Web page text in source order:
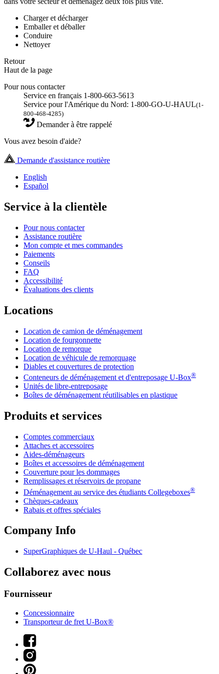
Charger et décharger
Emballer et déballer
Conduire
Nettoyer
Retour
Haut de la page
Pour nous contacter
Service en français 1-800-663-5613
Service pour l'Amérique du Nord: 1-800-GO-U-HAUL(1-
800-468-4285)
Demander à être rappelé
Vous avez besoin d'aide?
Demande d'assistance routière
English
Español
Service à la clientèle
Pour nous contacter
Assistance routière
Mon compte et mes commandes
Paiements
Conseils
FAQ
Accessibilité
Évaluations des clients
Locations
Location de camion de déménagement
Location de fourgonnette
Location de remorque
Location de véhicule de remorquage
Diables et couvertures de protection
Conteneurs de déménagement et d'entreposage U-Box®
Unités de libre-entreposage
Boîtes de déménagement réutilisables en plastique
Produits et services
Comptes commerciaux
Attaches et accessoires
Aides-déménageurs
Boîtes et accessoires de déménagement
Couverture pour les dommages
Remplissages et réservoirs de propane
Déménagement au service des étudiants Collegeboxes®
Chèques-cadeaux
Rabais et offres spéciales
Company Info
SuperGraphiques de U-Haul - Québec
Collaborez avec nous
Fournisseur
Concessionnaire
Transporteur de fret U-Box®